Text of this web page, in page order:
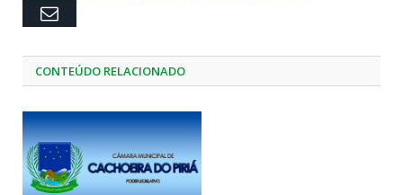
Email
CONTEÚDO RELACIONADO